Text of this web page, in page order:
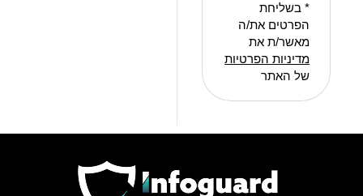
* בשליחת
הפרטים את/ה
מאשר/ת את
מדיניות הפרטיות
של האתר